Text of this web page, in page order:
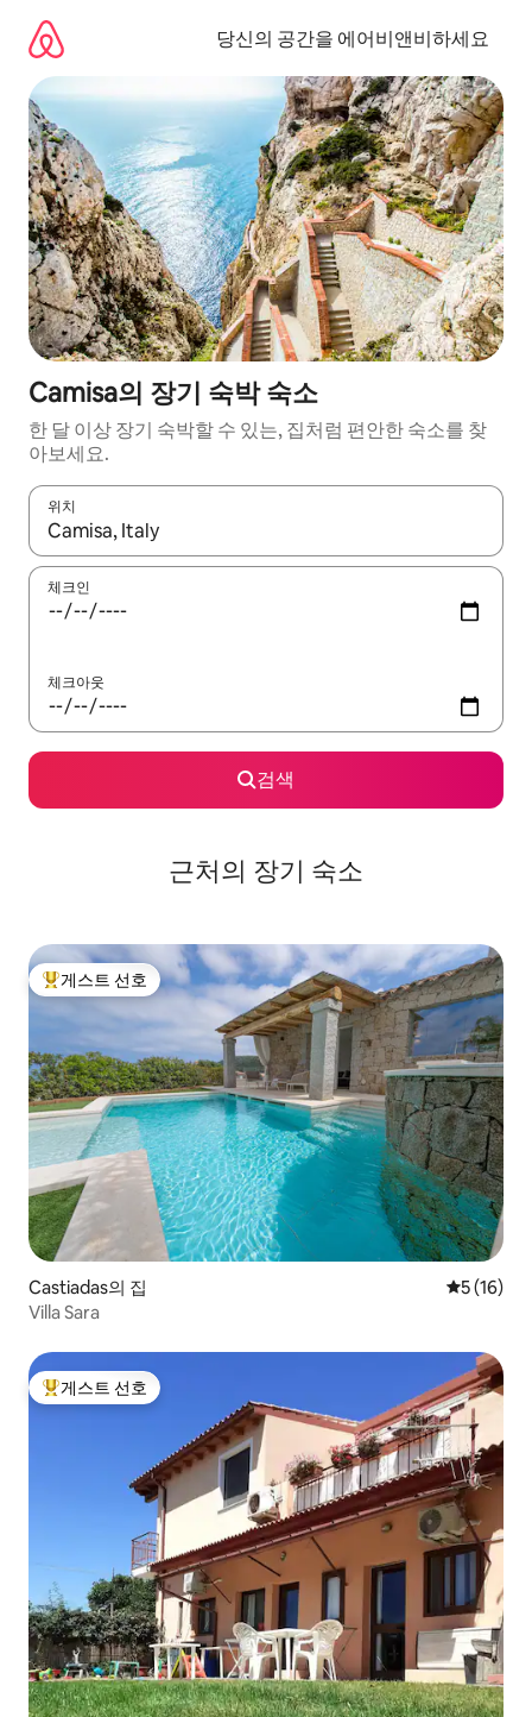
당신의 공간을 에어비앤비하세요
Camisa의 장기 숙박 숙소
한 달 이상 장기 숙박할 수 있는, 집처럼 편안한 숙소를 찾
아보세요.
위치
결과가 나오면 위·아래 화살표 키를 사용하거나 터치 또는 스와이
체크인
체크아웃
검색
근처의 장기 숙소
상위 게스트 선호
게스트 선호
Castiadas의 집 평점 5점
5 (16)
Villa Sara
상위 게스트 선호
게스트 선호